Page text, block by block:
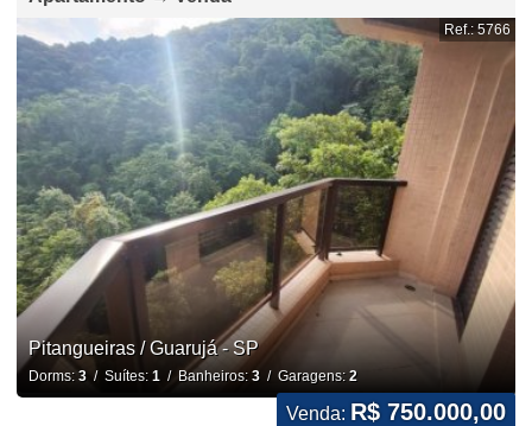
Ref.: 5766
Pitangueiras / Guarujá - SP
Dorms: 3/ Suítes: 1 / Banheiros: 3/ Garagens: 2
Venda: R$ 750.000,00